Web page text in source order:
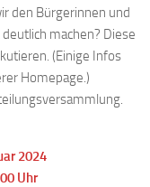
den Bürgerinnen und
machen? Diese
(Einige Infos
Homepage.)
2024
Uhr